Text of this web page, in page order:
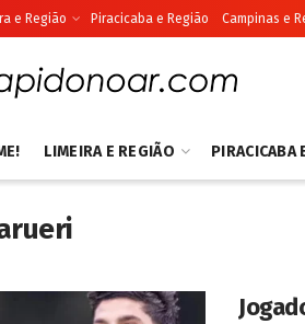
e Região Piracicaba e Região Campinas e
LIMEIRA E REGIÃO PIRACICABA